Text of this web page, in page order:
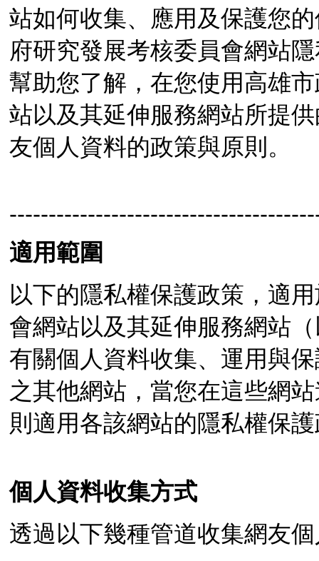
站如何收集、應用及保護您
府研究發展考核委員會網站
幫助您了解，在您使用高雄
站以及其延伸服務網站所提
友個人資料的政策與原則。
適用範圍
以下的隱私權保護政策，適
會網站以及其延伸服務網站
有關個人資料收集、運用與
之其他網站，當您在這些網
則適用各該網站的隱私權保
個人資料收集方式
透過以下幾種管道收集網友